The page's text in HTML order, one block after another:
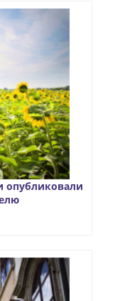
опубликовали